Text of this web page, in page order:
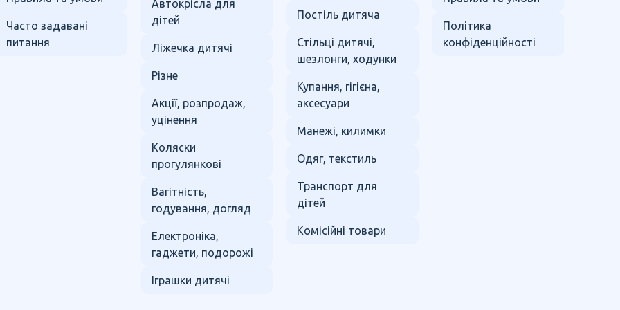
Часто задавані
питання
Автокрісла для
дітей
Ліжечка дитячі
Різне
Акції, розпродаж,
уцінення
Коляски
прогулянкові
Вагітність,
годування, догляд
Електроніка,
гаджети, подорожі
Іграшки дитячі
Постіль дитяча
Стільці дитячі,
шезлонги, ходунки
Купання, гігієна,
аксесуари
Манежі, килимки
Одяг, текстиль
Транспорт для
дітей
Комісійні товари
Політика
конфіденційності